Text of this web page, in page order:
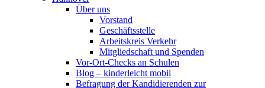
Über uns
Vorstand
Geschäftsstelle
Arbeitskreis Verkehr
Mitgliedschaft und Spenden
Vor-Ort-Checks an Schulen
Blog – kinderleicht mobil
Befragung der Kandidierenden zur